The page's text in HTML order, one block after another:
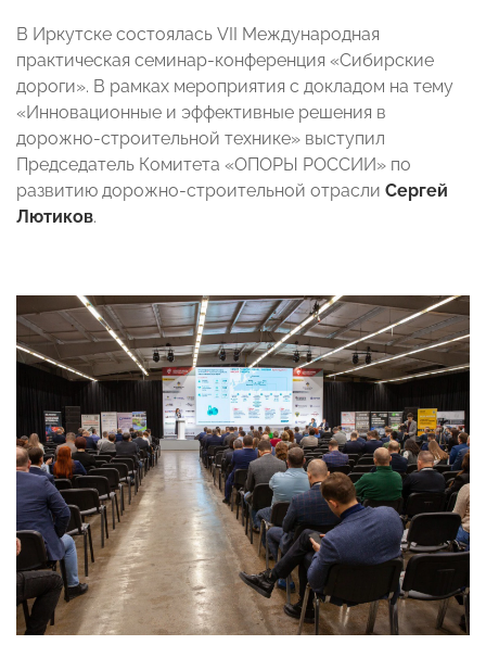
В Иркутске состоялась VII Международная
практическая семинар-конференция «Сибирские
дороги». В рамках мероприятия с докладом на тему
«Инновационные и эффективные решения в
дорожно-строительной технике» выступил
Председатель Комитета «ОПОРЫ РОССИИ» по
развитию дорожно-строительной отрасли Сергей
Лютиков.